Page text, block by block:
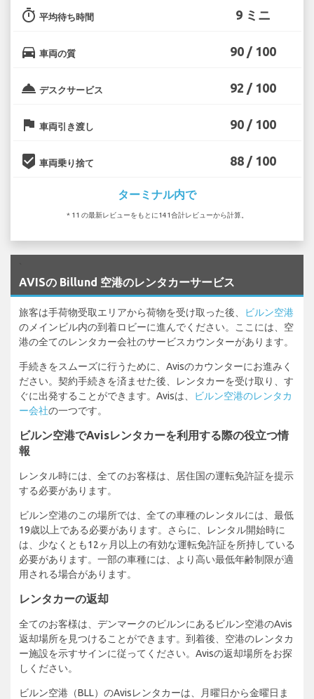
timer 平均待ち時間 9 ミニ
directions_car 車両の質 90 / 100
room_service デスクサービス 92 / 100
flag 車両引き渡し 90 / 100
beenhere 車両乗り捨て 88 / 100
ターミナル内で
* 11 の最新レビューをもとに141合計レビューから計算。
AVISの Billund 空港のレンタカーサービス
旅客は手荷物受取エリアから荷物を受け取った後、
ビルン空港
のメインビル内の到着ロビーに進んでください。ここには、空
港の全てのレンタカー会社のサービスカウンターがあります。
手続きをスムーズに行うために、Avisのカウンターにお進みく
ださい。契約手続きを済ませた後、レンタカーを受け取り、す
ぐに出発することができます。Avisは、
ビルン空港のレンタカ
ー会社の一つです。
ビルン空港でAvisレンタカーを利用する際の役立つ情
報
レンタル時には、全てのお客様は、居住国の運転免許証を提示
する必要があります。
ビルン空港のこの場所では、全ての車種のレンタルには、最低
19歳以上である必要があります。さらに、レンタル開始時に
は、少なくとも12ヶ月以上の有効な運転免許証を所持している
必要があります。一部の車種には、より高い最低年齢制限が適
用される場合があります。
レンタカーの返却
全てのお客様は、デンマークのビルンにあるビルン空港のAvis
返却場所を見つけることができます。到着後、空港のレンタカ
ー施設を示すサインに従ってください。Avisの返却場所をお探
しください。
ビルン空港（BLL）のAvisレンタカーは、月曜日から金曜日ま